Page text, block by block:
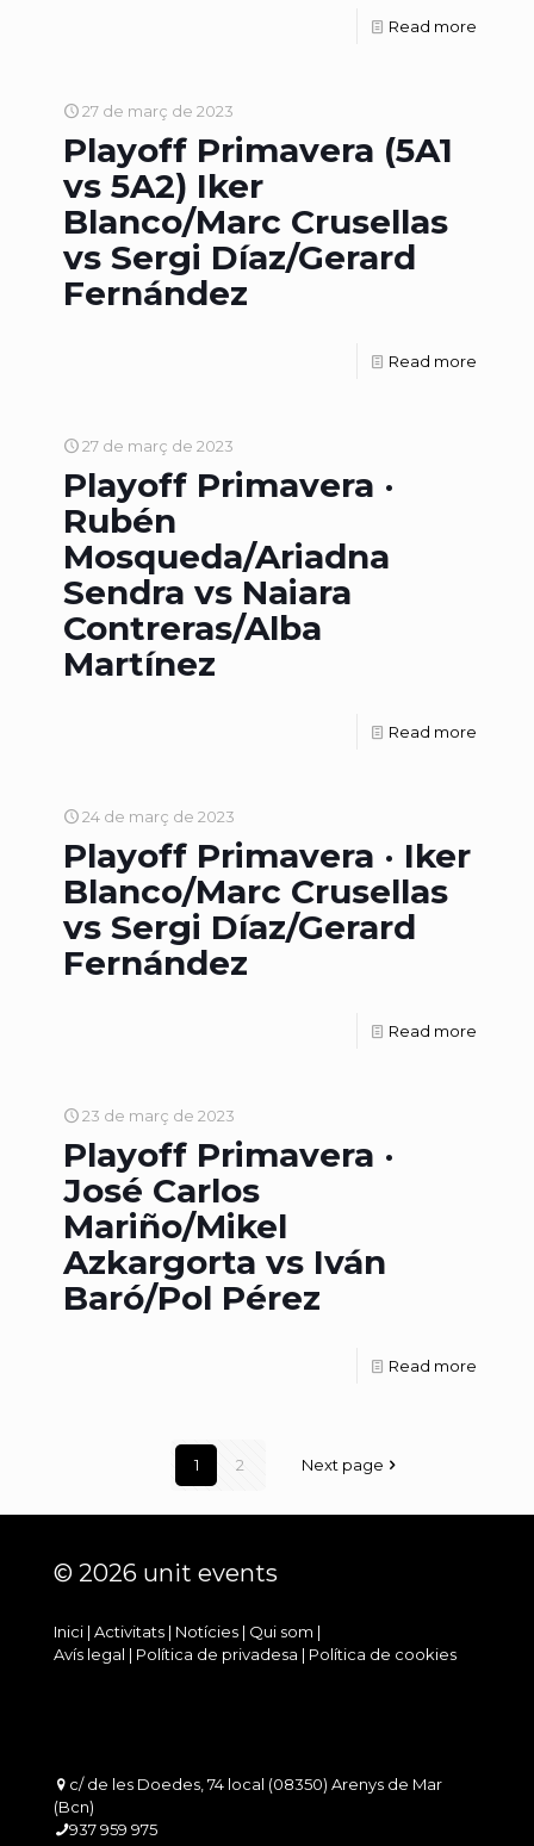
Read more
27 de març de 2023
Playoff Primavera (5A1
vs 5A2) Iker
Blanco/Marc Crusellas
vs Sergi Díaz/Gerard
Fernández
Read more
27 de març de 2023
Playoff Primavera ·
Rubén
Mosqueda/Ariadna
Sendra vs Naiara
Contreras/Alba
Martínez
Read more
24 de març de 2023
Playoff Primavera · Iker
Blanco/Marc Crusellas
vs Sergi Díaz/Gerard
Fernández
Read more
23 de març de 2023
Playoff Primavera ·
José Carlos
Mariño/Mikel
Azkargorta vs Iván
Baró/Pol Pérez
Read more
1 2 Next page
© 2026 unit events
Inici | Activitats | Notícies | Qui som |
Avís legal | Política de privadesa | Política de cookies
c/ de les Doedes, 74 local (08350) Arenys de Mar
(Bcn)
937 959 975